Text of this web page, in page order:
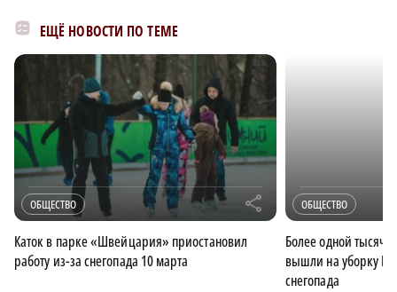
ЕЩЁ НОВОСТИ ПО ТЕМЕ
ОБЩЕСТВО r
Каток в парке «Швейцария» приостановил
работу из-за снегопада 10 марта
ОБЩЕСТВО
Более одной
вышли на уборку
снегопада